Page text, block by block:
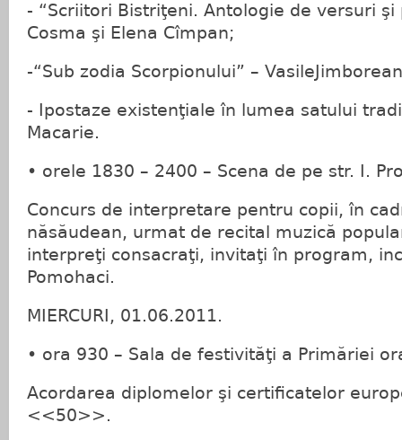
- “Scriitori Bistriţeni. Antologie de versuri şi
Cosma şi Elena Cîmpan;
-“Sub zodia Scorpionului” –
- Ipostaze existenţiale în lumea satului
Macarie.
• orele 1830 – 2400 – Scena de pe str. I.
Concurs de interpretare pentru copii, în
năsăudean, urmat de recital muzică
interpreţi consacraţi, invitaţi în program,
Pomohaci.
MIERCURI, 01.06.2011.
• ora 930 – Sala de festivităţi a Primăriei
Acordarea diplomelor şi certificatelor
<<50>>.